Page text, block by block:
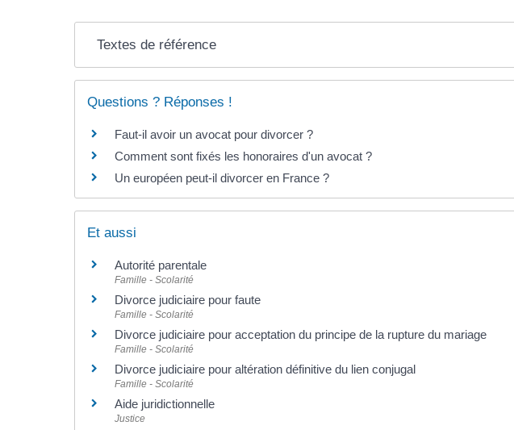
Textes de référence
Questions ? Réponses !
Faut-il avoir un avocat pour divorcer ?
Comment sont fixés les honoraires d'un avocat ?
Un européen peut-il divorcer en France ?
Et aussi
Autorité parentale
Famille - Scolarité
Divorce judiciaire pour faute
Famille - Scolarité
Divorce judiciaire pour acceptation du principe de la rupture du mariage
Famille - Scolarité
Divorce judiciaire pour altération définitive du lien conjugal
Famille - Scolarité
Aide juridictionnelle
Justice